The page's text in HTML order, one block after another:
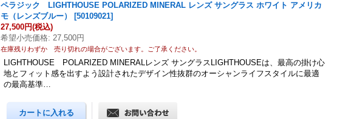
ペラジック LIGHTHOUSE POLARIZED MINERAL レンズ サングラス ホワイト アメリカ
モ（レンズブルー）
[50109021]
27,500円(税込)
希望小売価格: 27,500円
在庫残りわずか 売り切れの場合がございます。ご了承ください。
LIGHTHOUSE POLARIZED MINERALレンズ サングラスLIGHTHOUSEは、最高の掛け心
地とフィット感を出すよう設計されたデザイン性抜群のオーシャンライフスタイルに最適
の最高基準…